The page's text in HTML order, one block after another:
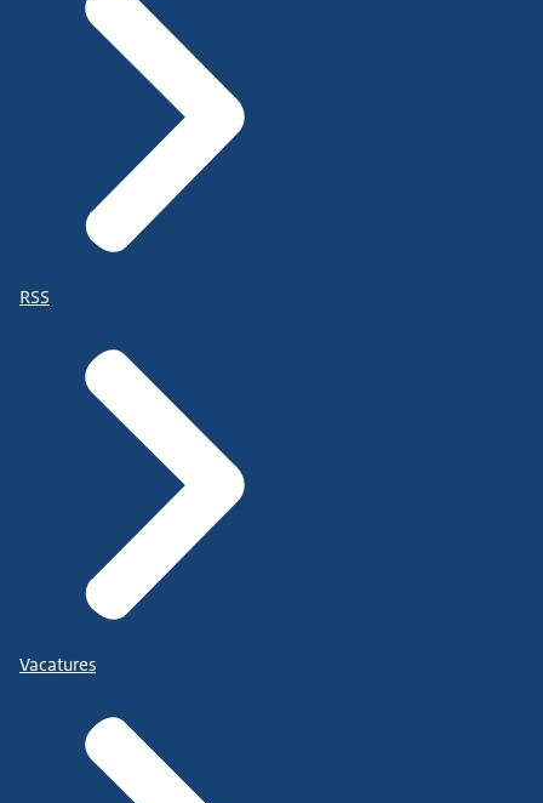
RSS
Vacatures